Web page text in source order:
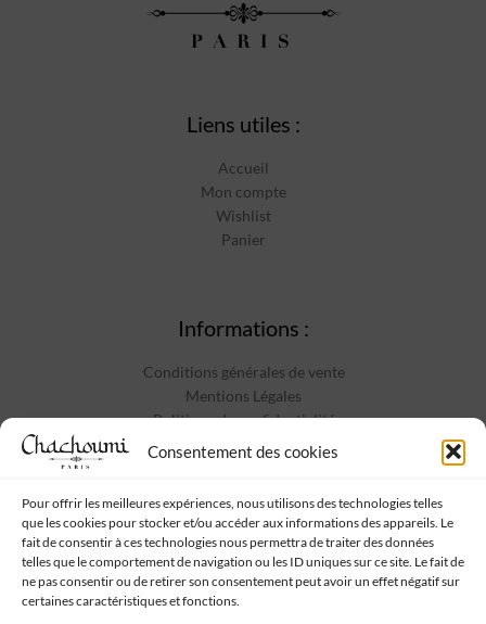
Consentement des cookies
Pour offrir les meilleures expériences, nous utilisons des technologies telles
que les cookies pour stocker et/ou accéder aux informations des appareils. Le
fait de consentir à ces technologies nous permettra de traiter des données
telles que le comportement de navigation ou les ID uniques sur ce site. Le fait de
ne pas consentir ou de retirer son consentement peut avoir un effet négatif sur
certaines caractéristiques et fonctions.
Liens utiles :
Accueil
Mon compte
Wishlist
Panier
Informations :
Conditions générales de vente
Mentions Légales
Politique de confidentialité
Contact
Suivez-nous :